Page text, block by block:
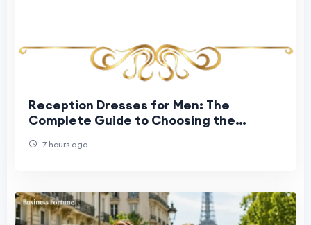
Reception Dresses for Men: The
Complete Guide to Choosing the
7 hours ago